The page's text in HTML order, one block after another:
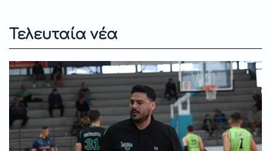
Τελευταία νέα